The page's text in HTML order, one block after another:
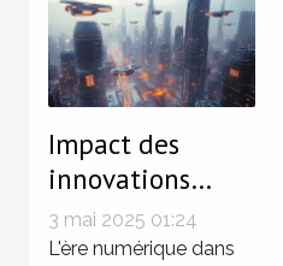
Impact des
innovations
technologiques
sur le marché
3 mai 2025 01:24
L'ère numérique dans